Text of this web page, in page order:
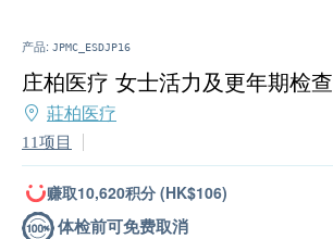
产品: JPMC_ESDJP16
庄柏医疗 女士活力及更年期检查
莊柏医疗
11项目
赚取10,620积分 (HK$106)
体检前可免费取消